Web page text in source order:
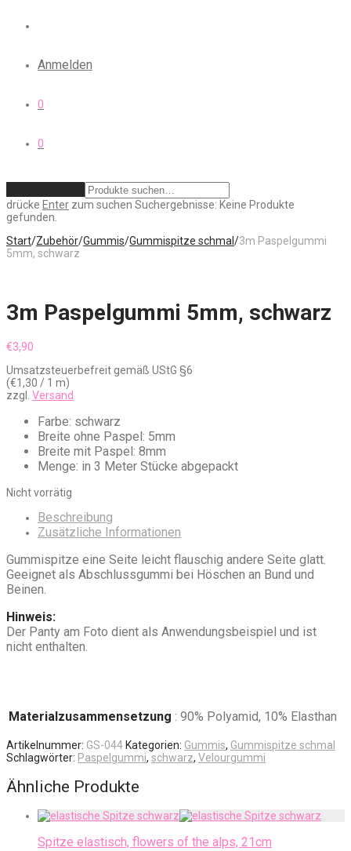
Anmelden
0
0
drücke Enter zum suchen Suchergebnisse: Keine Produkte
gefunden.
Start/Zubehör/Gummis/Gummispitze schmal /3m Paspelgummi
5mm, schwarz
3m Paspelgummi 5mm, schwarz
€3,90
Umsatzsteuerbefreit gemäß UStG §6
(€1,30 / 1 m)
zzgl. Versand
Farbe: schwarz
Breite ohne Paspel: 5mm
Breite mit Paspel: 8mm
Menge: in 3 Meter Stücke abgepackt
Nicht vorrätig
Beschreibung
Zusätzliche Informationen
Gummispitze eine Seite leicht flauschig andere Seite glatt.
Geeignet als Abschlussgummi bei Höschen an Bund und
Beinen.
Hinweis:
Der Panty am Foto dient als Anwendungsbeispiel und ist
nicht enthalten.
Materialzusammensetzung : 90% Polyamid, 10% Elasthan
Artikelnummer: GS-044Kategorien: Gummis, Gummispitze schmal
Schlagwörter: Paspelgummi, schwarz, Velourgummi
Ähnliche Produkte
Spitze elastisch, flowers of the alps, 21cm